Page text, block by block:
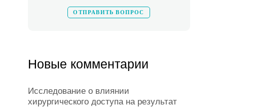
Новые комментарии
Исследование о влиянии
хирургического доступа на результат